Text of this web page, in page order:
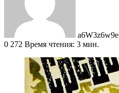
a6W3z6w9e
0 272 Время чтения: 3 мин.